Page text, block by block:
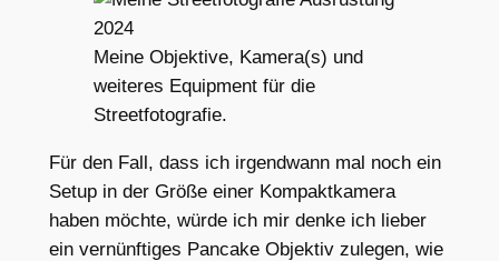
Meine Objektive, Kamera(s) und
weiteres Equipment für die
Streetfotografie.
Für den Fall, dass ich irgendwann mal noch ein
Setup in der Größe einer Kompaktkamera
haben möchte, würde ich mir denke ich lieber
ein vernünftiges Pancake Objektiv zulegen, wie